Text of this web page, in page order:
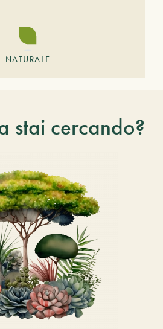
NATURALE
stai cercando?